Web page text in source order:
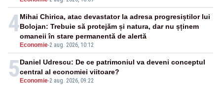
4
Economie-2 aug. 2026, 10:12
Mihai Chirica, atac devastator la adresa progresiștilor lui
Bolojan: Trebuie să protejăm și natura, dar nu șținem
omaneii în stare permanentă de alertă
5 Economie-2 aug. 2026, 09:22
Daniel Udrescu: De ce patrimoniul va deveni conceptul
central al economiei viitoare?